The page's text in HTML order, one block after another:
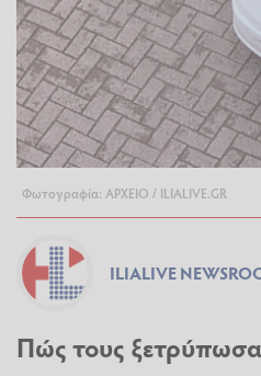
Φωτογραφία: ΑΡΧΕΙΟ / ILIALIVE.GR
ILIALIVE
Πώς τους